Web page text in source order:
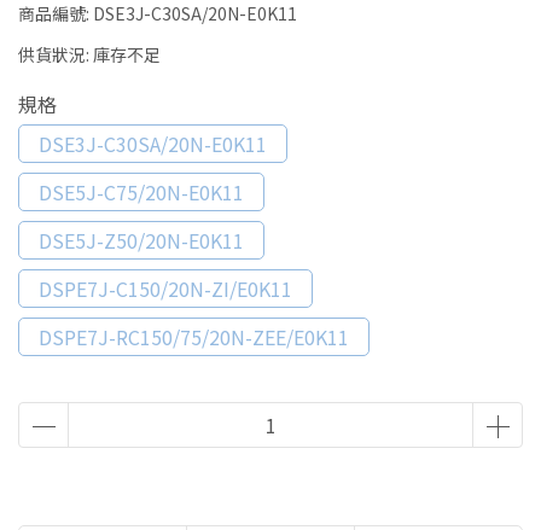
商品編號: DSE3J-C30SA/20N-E0K11
供貨狀況: 庫存不足
規格
DSE3J-C30SA/20N-E0K11
DSE5J-C75/20N-E0K11
DSE5J-Z50/20N-E0K11
DSPE7J-C150/20N-ZI/E0K11
DSPE7J-RC150/75/20N-ZEE/E0K11